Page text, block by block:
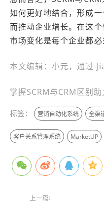
如何更好地结合，形成
而推动企业增长。在这
市场变化是每个企业都必
本文编辑：小元，通过
掌握SCRM与CRM区别
标签： 营销自动化系统 全渠
客户关系管理系统 MarketUP
上一篇: